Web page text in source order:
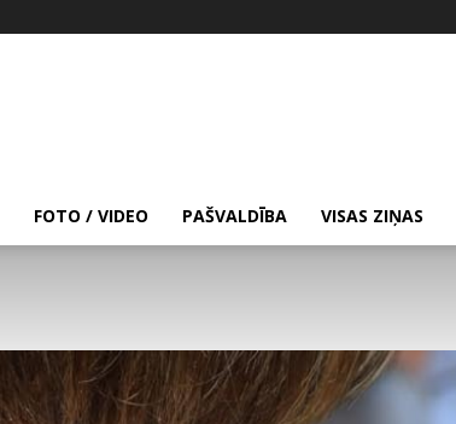
FOTO / VIDEO PAŠVALDĪBA VISAS ZIŅAS